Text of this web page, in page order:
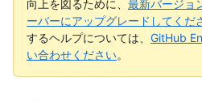
向上を図るために、 最新バージョ
ーバーにアップグレードしてくだ
するヘルプについては、 GitHub
い合わせください。